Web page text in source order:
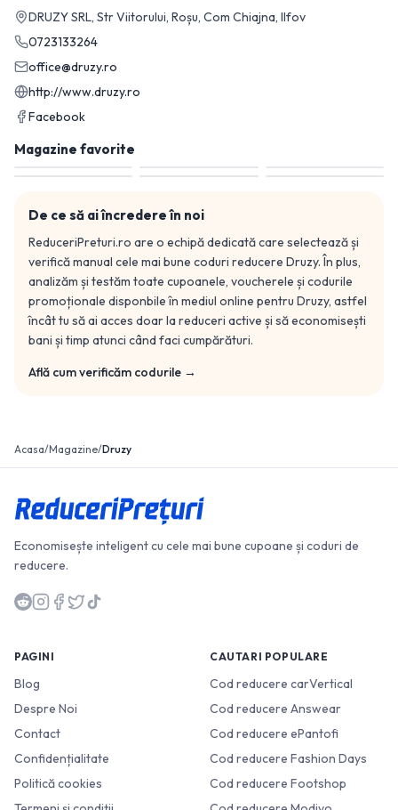
DRUZY SRL, Str Viitorului, Roșu, Com Chiajna, Ilfov
0723133264
office@druzy.ro
http://www.druzy.ro
Facebook
Magazine favorite
De ce să ai încredere în noi
ReduceriPreturi.ro are o echipă dedicată care selectează și
verifică manual cele mai bune coduri reducere Druzy. În plus,
analizăm și testăm toate cupoanele, voucherele și codurile
promoționale disponbile în mediul online pentru Druzy, astfel
încât tu să ai acces doar la reduceri active și să economisești
bani și timp atunci când faci cumpărături.
Află cum verificăm codurile →
Acasa/Magazine/Druzy
Economisește inteligent cu cele mai bune cupoane și coduri de
reducere.
PAGINI
Blog
Despre Noi
Contact
Confidențialitate
Politică cookies
CAUTARI POPULARE
Cod reducere carVertical
Cod reducere Answear
Cod reducere ePantofi
Cod reducere Fashion Days
Cod reducere Footshop